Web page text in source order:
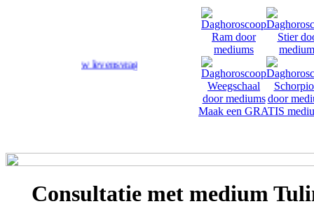
op uw levensvragen.
Maak een GRATIS
Consultatie met medium